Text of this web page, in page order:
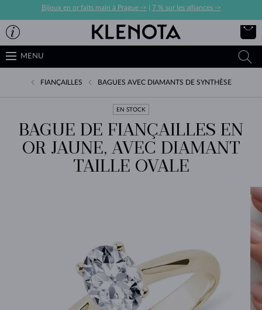
Bijoux en or faits main à Prague -> 7 % sur les alliances ->
MENU
FIANÇAILLES BAGUES AVEC DIAMANTS DE SYNTHÈSE
EN STOCK
BAGUE DE FIANÇAILLES EN
OR JAUNE, AVEC DIAMANT
TAILLE OVALE